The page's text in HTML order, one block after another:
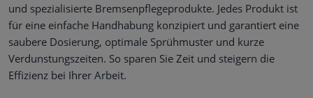
und spezialisierte Bremsenpflegeprodukte. Jedes Produkt ist
für eine einfache Handhabung konzipiert und garantiert eine
saubere Dosierung, optimale Sprühmuster und kurze
Verdunstungszeiten. So sparen Sie Zeit und steigern die
Effizienz bei Ihrer Arbeit.